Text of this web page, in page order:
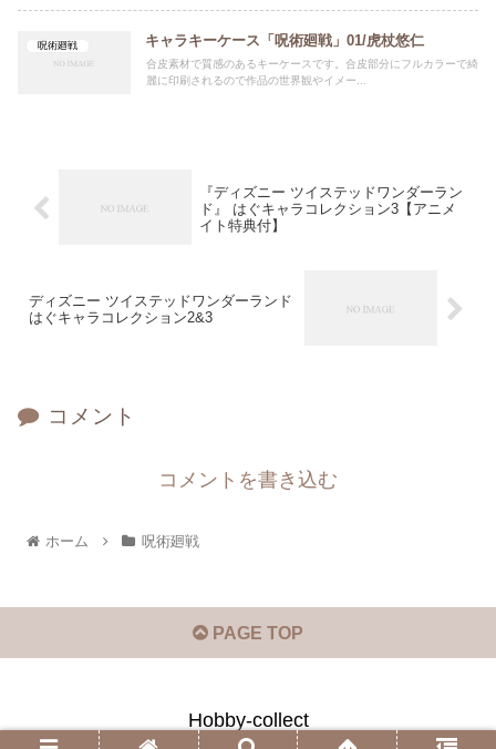
呪術廻戦 キャラキーケース「呪術廻戦」01/虎杖悠仁
合皮素材で質感のあるキーケースです。合皮部分にフルカラーで綺
麗に印刷されるので作品の世界観やイメー...
『ディズニー ツイステッドワンダーラン
ド』 はぐキャラコレクション3【アニメ
イト特典付】
ディズニー ツイステッドワンダーランド
はぐキャラコレクション2&3
コメント
コメントを書き込む
ホーム 呪術廻戦
PAGE TOP
Hobby-collect